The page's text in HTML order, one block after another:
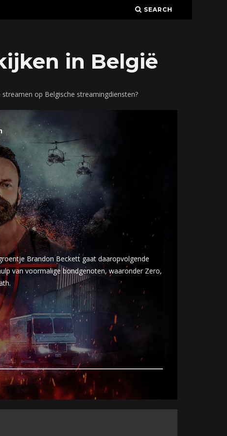
SEARCH
in België
op Belgische streamingdiensten?
Brandon Beckett gaat daaropvolgende
van voormalige bondgenoten, waaronder Zero,